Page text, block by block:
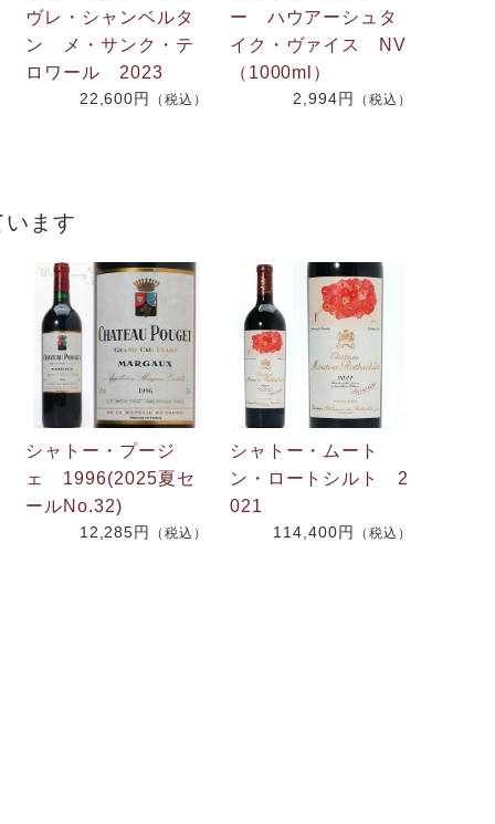
ヴレ・シャンベルタ
ン メ・サンク・テ
ロワール 2023
22,600円 （税込）
ー ハウアーシュタ
イク・ヴァイス NV
（1000ml）
2,994円 （税込）
ます
シャトー・プージ
ェ 1996(2025夏セ
ールNo.32)
12,285円 （税込）
シャトー・ムート
ン・ロートシルト 2
021
114,400円 （税込）